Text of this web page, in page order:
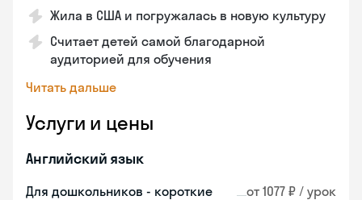
Жила в США и погружалась в новую культуру
Считает детей самой благодарной
аудиторией для обучения
Читать дальше
Услуги и цены
Английский язык
Для дошкольников - короткие
от 1077 ₽ / урок